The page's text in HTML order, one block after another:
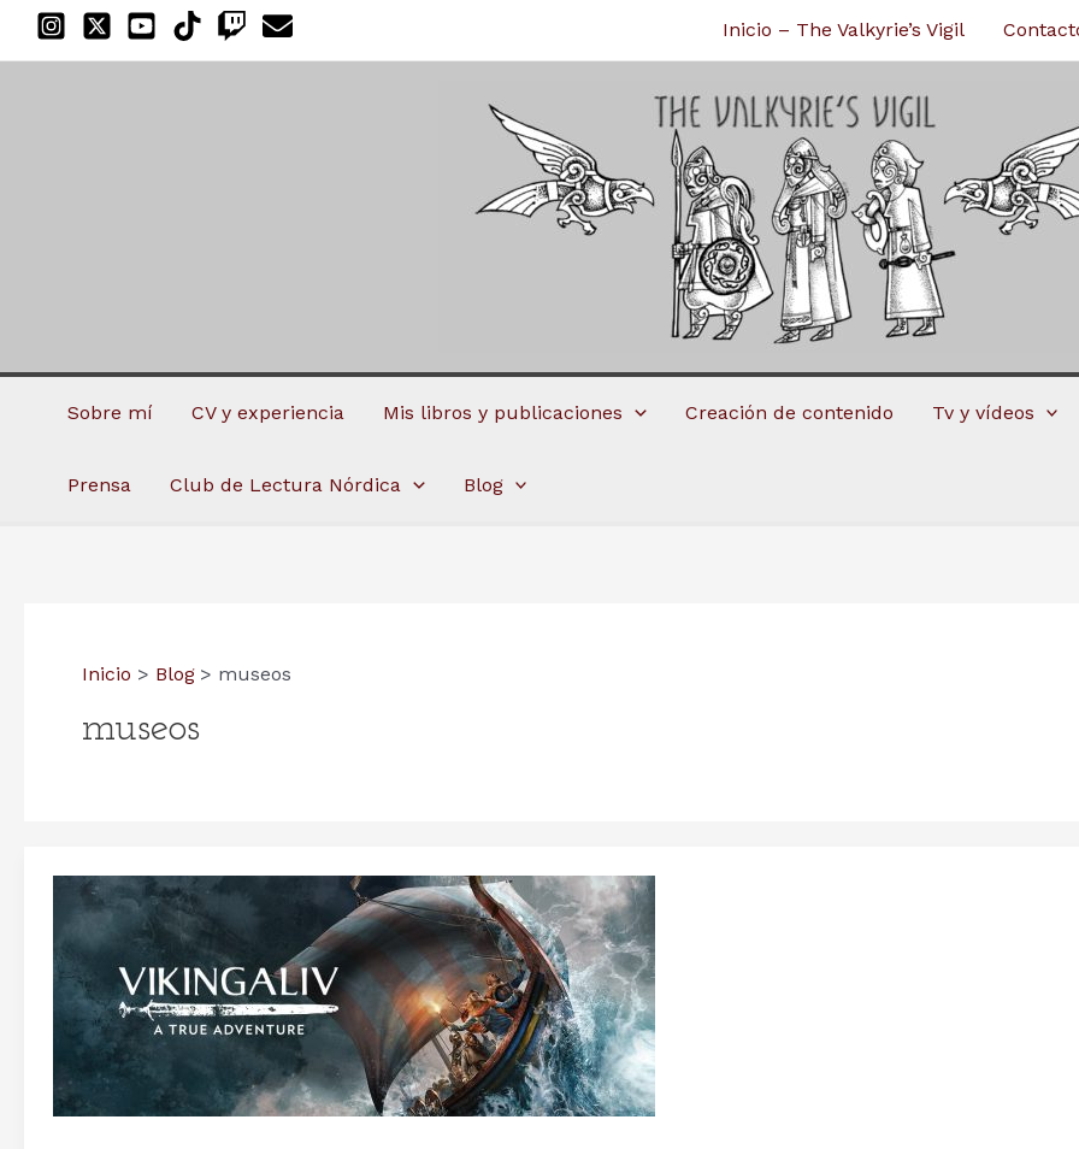
Inicio – The Valkyrie’s Vigil
Sobre mí CV y experiencia Mis libros y publicaciones Creación de contenido Tv y vídeos
Prensa Club de Lectura Nórdica Blog
Inicio Blog museos
museos